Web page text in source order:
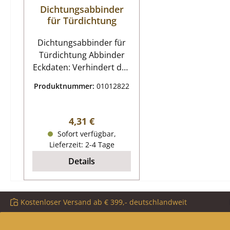
Dichtungsabbinder
für Türdichtung
Dichtungsabbinder für
Türdichtung Abbinder
Eckdaten: Verhindert das
Dichtungsenden. Maße
feuerfester Abbinder
Farbe schwarz 4 Streifen
Produktnummer:01012822
Regulärer Preis:
4,31 €
Sofort verfügbar,
Lieferzeit: 2-4 Tage
Details
Kostenloser Versand ab € 399,- deutschlandweit